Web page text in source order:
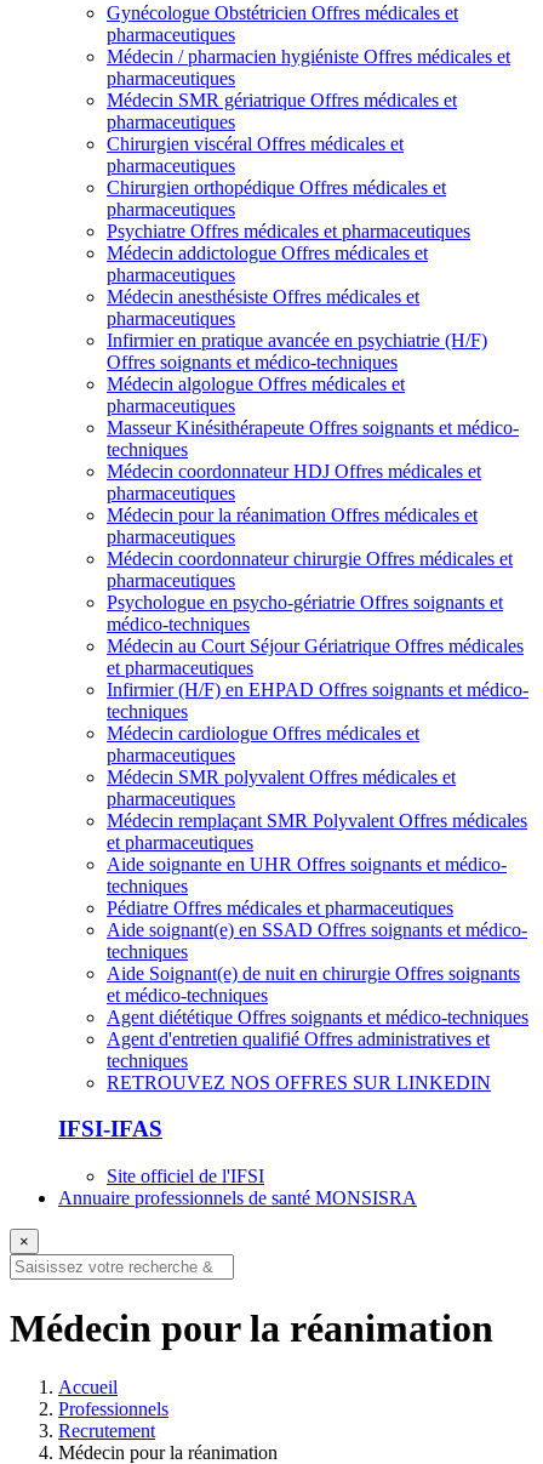
Gynécologue Obstétricien Offres médicales et
pharmaceutiques
Médecin / pharmacien hygiéniste Offres médicales et
pharmaceutiques
Médecin SMR gériatrique Offres médicales et
pharmaceutiques
Chirurgien viscéral Offres médicales et
pharmaceutiques
Chirurgien orthopédique Offres médicales et
pharmaceutiques
Psychiatre Offres médicales et pharmaceutiques
Médecin addictologue Offres médicales et
pharmaceutiques
Médecin anesthésiste Offres médicales et
pharmaceutiques
Infirmier en pratique avancée en psychiatrie (H/F)
Offres soignants et médico-techniques
Médecin algologue Offres médicales et
pharmaceutiques
Masseur Kinésithérapeute Offres soignants et médico-
techniques
Médecin coordonnateur HDJ Offres médicales et
pharmaceutiques
Médecin pour la réanimation Offres médicales et
pharmaceutiques
Médecin coordonnateur chirurgie Offres médicales et
pharmaceutiques
Psychologue en psycho-gériatrie Offres soignants et
médico-techniques
Médecin au Court Séjour Gériatrique Offres médicales
et pharmaceutiques
Infirmier (H/F) en EHPAD Offres soignants et médico-
techniques
Médecin cardiologue Offres médicales et
pharmaceutiques
Médecin SMR polyvalent Offres médicales et
pharmaceutiques
Médecin remplaçant SMR Polyvalent Offres médicales
et pharmaceutiques
Aide soignante en UHR Offres soignants et médico-
techniques
Pédiatre Offres médicales et pharmaceutiques
Aide soignant(e) en SSAD Offres soignants et médico-
techniques
Aide Soignant(e) de nuit en chirurgie Offres soignants
et médico-techniques
Agent diététique Offres soignants et médico-techniques
Agent d'entretien qualifié Offres administratives et
techniques
RETROUVEZ NOS OFFRES SUR LINKEDIN
IFSI-IFAS
Site officiel de l'IFSI
Annuaire professionnels de santé MONSISRA
×
Médecin pour la réanimation
Accueil
Professionnels
Recrutement
Médecin pour la réanimation